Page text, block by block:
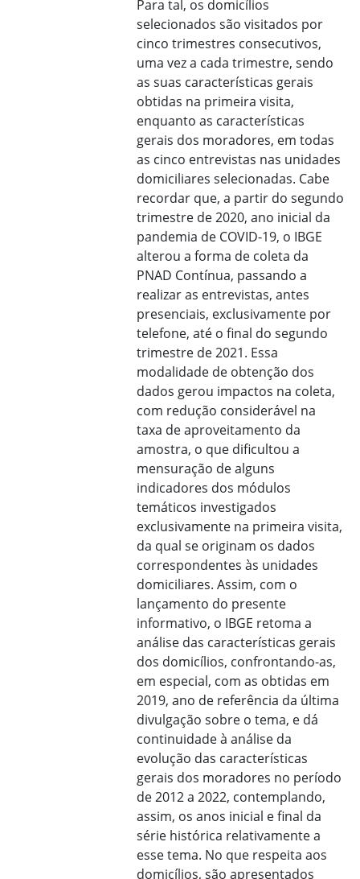
Para tal, os domicílios
selecionados são visitados por
cinco trimestres consecutivos,
uma vez a cada trimestre, sendo
as suas características gerais
obtidas na primeira visita,
enquanto as características
gerais dos moradores, em todas
as cinco entrevistas nas unidades
domiciliares selecionadas. Cabe
recordar que, a partir do segundo
trimestre de 2020, ano inicial da
pandemia de COVID-19, o IBGE
alterou a forma de coleta da
PNAD Contínua, passando a
realizar as entrevistas, antes
presenciais, exclusivamente por
telefone, até o final do segundo
trimestre de 2021. Essa
modalidade de obtenção dos
dados gerou impactos na coleta,
com redução considerável na
taxa de aproveitamento da
amostra, o que dificultou a
mensuração de alguns
indicadores dos módulos
temáticos investigados
exclusivamente na primeira visita,
da qual se originam os dados
correspondentes às unidades
domiciliares. Assim, com o
lançamento do presente
informativo, o IBGE retoma a
análise das características gerais
dos domicílios, confrontando-as,
em especial, com as obtidas em
2019, ano de referência da última
divulgação sobre o tema, e dá
continuidade à análise da
evolução das características
gerais dos moradores no período
de 2012 a 2022, contemplando,
assim, os anos inicial e final da
série histórica relativamente a
esse tema. No que respeita aos
domicílios, são apresentados